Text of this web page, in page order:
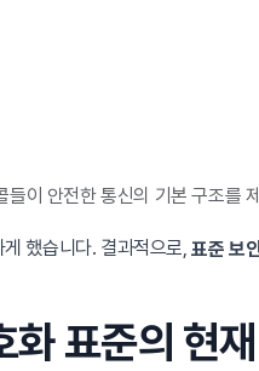
이 안전한 통신의 기본 구조를
했습니다. 결과적으로, 표준 보
표준의 현재